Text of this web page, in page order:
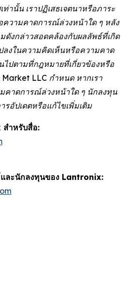
านั้น เราปฏิเสธเจตนาหรือภาระ
ความคาดการณ์ล่วงหน้าใด ๆ หลัง
ดังกล่าวสอดคล้องกับผลลัพธ์ที่เกิด
ลงในความคิดเห็นหรือความคาด
นไปตามที่กฎหมายที่เกี่ยวข้องหรือ
LLC กำหนด หากเรา
คาดการณ์ล่วงหน้าใด ๆ นักลงทุน
รอัปเดตหรือแก้ไขเพิ่มเติม
ำหรับสื่อ:
ละนักลงทุนของ Lantronix: